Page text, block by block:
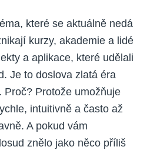
které se aktuálně nedá
kurzy, akademie a lidé
a aplikace, které udělali
Je to doslova zlatá éra
Proč? Protože umožňuje
intuitivně a často až
A pokud vám
znělo jako něco příliš